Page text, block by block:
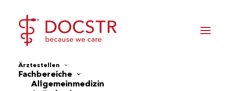
Ärztestellen
Fachbereiche
Allgemeinmedizin